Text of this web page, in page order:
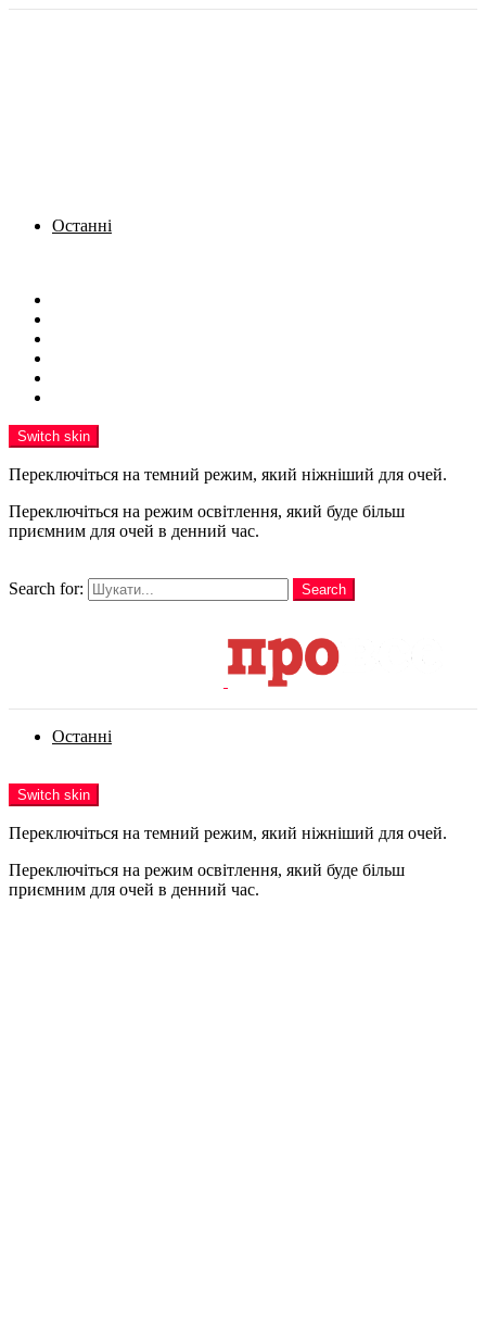
Останні
Switch skin
Переключіться на темний режим, який ніжніший для очей.
Переключіться на режим освітлення, який буде більш
приємним для очей в денний час.
Search for:
Search
Останні
Switch skin
Переключіться на темний режим, який ніжніший для очей.
Переключіться на режим освітлення, який буде більш
приємним для очей в денний час.